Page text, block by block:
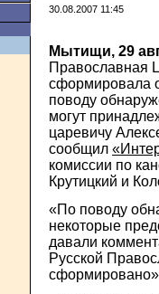
30.08.2007 11:45
Мытищи, 29
Православная
сформировала
поводу
могут
царевичу
сообщил
комиссии по
Крутицкий и
«По поводу
некоторые
давали
Русской